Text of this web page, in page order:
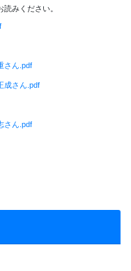
みください。
さん.pdf
成さん.pdf
さん.pdf